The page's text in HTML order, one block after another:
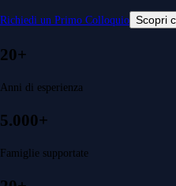
Richiedi un Primo Colloquio Scopri
20+
Anni di esperienza
5.000+
Famiglie supportate